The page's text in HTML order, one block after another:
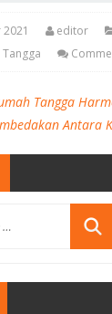
editor
Tangga
Antara